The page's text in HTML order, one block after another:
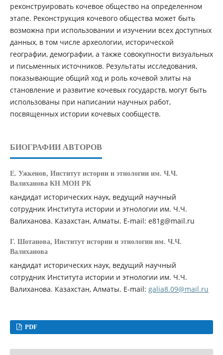
реконструировать кочевое общество на определенном
этапе. Реконструкция кочевого общества может быть
возможна при использовании и изучении всех доступных
данных, в том числе археологии, исторической
географии, демографии, а также совокупности визуальных
и письменных источников. Результаты исследования,
показывающие общий ход и роль кочевой элиты на
становление и развитие кочевых государств, могут быть
использованы при написании научных работ,
посвященных истории кочевых сообществ.
БИОГРАФИИ АВТОРОВ
Е. Ужкенов, Институт истории и этнологии им. Ч.Ч.
Валиханова КН МОН РК
кандидат исторических наук, ведущий научный
сотрудник Института истории и этнологии им. Ч.Ч.
Валиханова. Казахстан, Алматы. E-mail: e81g@mail.ru
Г. Шотанова, Институт истории и этнологии им. Ч.Ч.
Валиханова
кандидат исторических наук, ведущий научный
сотрудник Института истории и этнологии им. Ч.Ч.
Валиханова. Казахстан, Алматы. E-mail: galia8.09@mail.ru
PDF